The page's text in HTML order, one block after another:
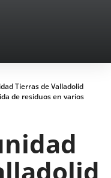
Tierras de Valladolid
de residuos en varios